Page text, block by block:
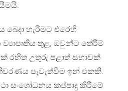
බෙදා හැරීමට එරෙහි
ව්‍යාපෘතිය තුළ, ඔවුන්ට තේරීම්
රහිත උතුරු පළාත් සභාවක්
පැවැත්වීම ඉන් එකකි.
සංශෝධනය කප්පාදු කිරීමේ